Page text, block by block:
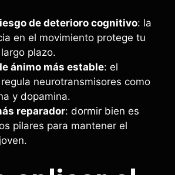
de deterioro cognitivo: la
en el movimiento protege tu
plazo.
ánimo más estable: el
neurotransmisores como
y dopamina.
reparador: dormir bien es
pilares para mantener el